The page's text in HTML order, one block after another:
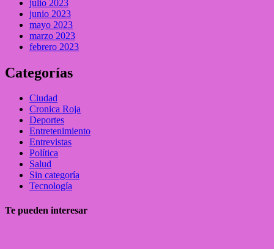
julio 2023
junio 2023
mayo 2023
marzo 2023
febrero 2023
Categorías
Ciudad
Cronica Roja
Deportes
Entretenimiento
Entrevistas
Política
Salud
Sin categoría
Tecnología
Te pueden interesar